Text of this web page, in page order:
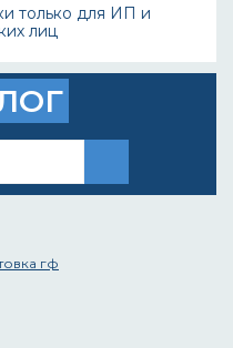
только для ИП и
лиц
гф